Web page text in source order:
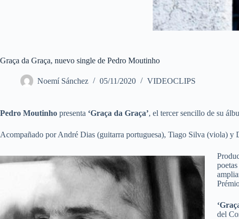
Graça da Graça, nuevo single de Pedro Moutinho
Noemí Sánchez 05/11/2020 VIDEOCLIPS
Pedro Moutinho presenta ‘Graça da Graça’, el tercer sencillo de su
Acompañado por André Dias (guitarra portuguesa), Tiago Silva (viola) y
del